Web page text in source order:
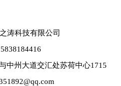
涛科技有限公司
中州大道交汇处苏荷中心1715